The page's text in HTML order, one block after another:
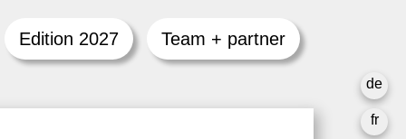
de
fr
Edition 2027 Team + partner